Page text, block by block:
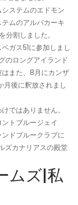
ステムのエドモン
ムのアルバカーキ
分割しました。
ガス51に参加しまし
のロングアイランド
また、8月にカンザ
月後に釈放されまし
ではありません。
トブルージェイ
ドブルークラブに
ズカナリアスの殿堂
ムズ|私